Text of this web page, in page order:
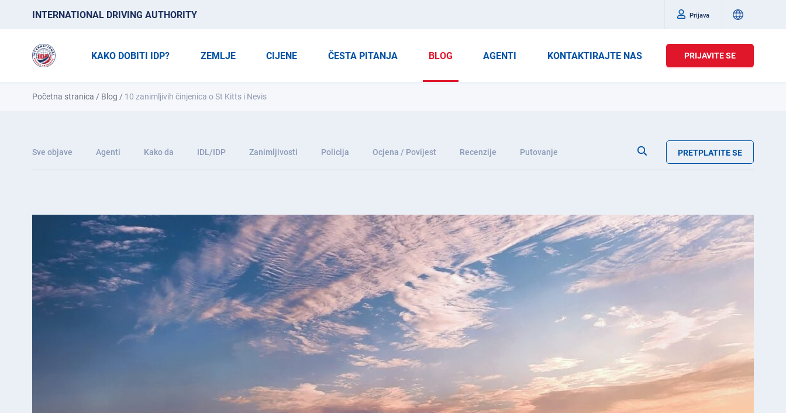
INTERNATIONAL DRIVING AUTHORITY Prijava
KAKO DOBITI IDP? ZEMLJE CIJENE ČESTA PITANJA BLOG AGENTI KONTAKTIRAJTE NAS PRIJAVITE SE
Početna stranica / Blog / 10 zanimljivih činjenica o St Kitts i Nevis
Sve objave Agenti Kako da IDL/IDP Zanimljivosti Policija Ocjena / Povijest Recenzije Putovanje PRETPLATITE SE